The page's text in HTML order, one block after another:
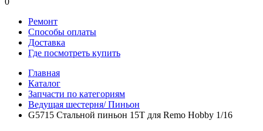
Ремонт
Способы оплаты
Доставка
Где посмотреть купить
Главная
Каталог
Запчасти по категориям
Ведущая шестерня/ Пиньон
G5715 Стальной пиньон 15T для Remo Hobby 1/16